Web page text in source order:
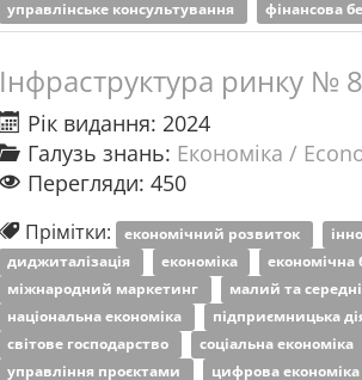
управлінське консультування
фінансова
Інфраструктура ринку №
Рік видання: 2024
Галузь знань: Економіка /
Перегляди: 450
Прімітки: економічний розвиток
диджиталізація
економіка економічна
міжнародний маркетинг
малий та
національна економіка
підприємницька
світове господарство
соціальна економіка
управління проєктами
цифрова економіка